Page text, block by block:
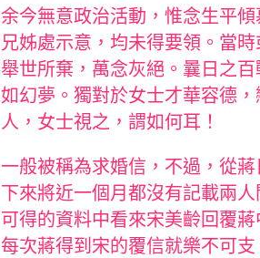
余今無意政治活動，惟念生平
兄姊處示意，均未得要領。當
舉世所棄，萬念灰絕。曩日之
如幻夢。獨對於女士才華容德
人，女士視之，謂如何耳！
一般被稱為求婚信，不過，從
下來將近一個月都沒有記載兩
可得的資料中看來宋美齡回覆
每次蔣得到宋的覆信就樂不可